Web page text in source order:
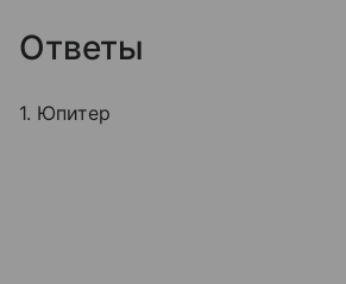
Ответы
1. Юпитер